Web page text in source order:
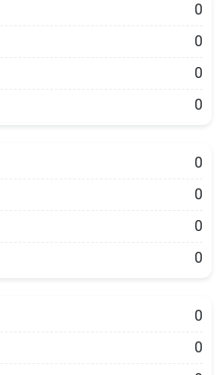
0
0
0
0
0
0
0
0
0
0